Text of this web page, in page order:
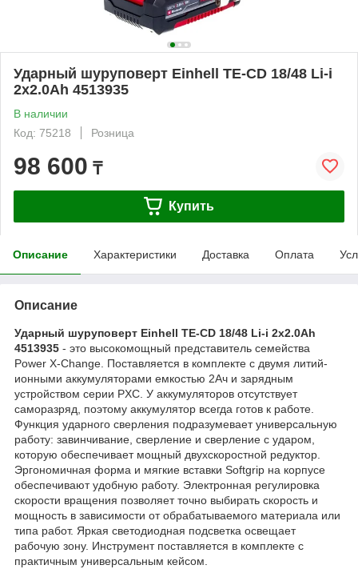
Ударный шуруповерт Einhell TE-CD 18/48 Li-i
2x2.0Ah 4513935
В наличии
Код: 75218
Розница
98 600 ₸
Купить
Описание Характеристики Доставка Оплата
Описание
Ударный шуруповерт Einhell TE-CD 18/48 Li-i 2x2.0Ah
4513935 - это высокомощный представитель семейства
Power X-Change. Поставляется в комплекте с двумя литий-
ионными аккумуляторами емкостью 2Ач и зарядным
устройством серии PXC. У аккумуляторов отсутствует
саморазряд, поэтому аккумулятор всегда готов к работе.
Функция ударного сверления подразумевает универсальную
работу: завинчивание, сверление и сверление с ударом,
которую обеспечивает мощный двухскоростной редуктор.
Эргономичная форма и мягкие вставки Softgrip на корпусе
обеспечивают удобную работу. Электронная регулировка
скорости вращения позволяет точно выбирать скорость и
мощность в зависимости от обрабатываемого материала или
типа работ. Яркая светодиодная подсветка освещает
рабочую зону. Инструмент поставляется в комплекте с
практичным универсальным кейсом.